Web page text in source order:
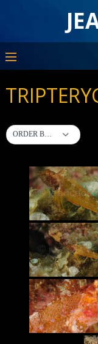
ORDER BY DEFAULT